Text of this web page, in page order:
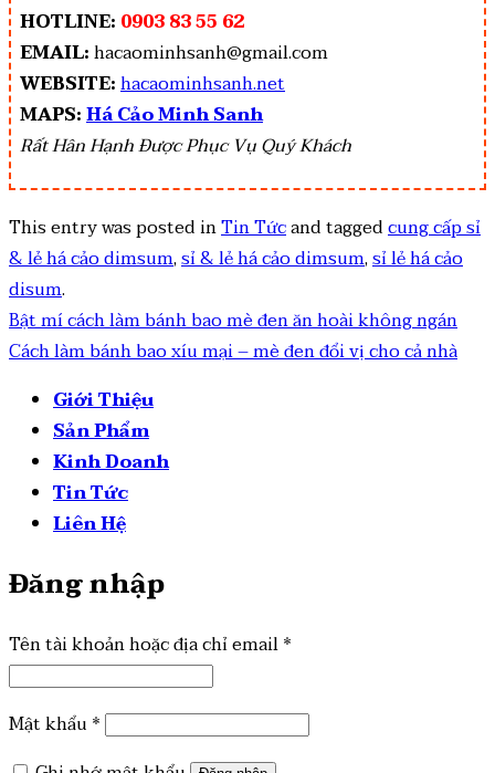
HOTLINE: 0903 83 55 62
EMAIL:hacaominhsanh@gmail.com
WEBSITE:hacaominhsanh.net
MAPS:Há Cảo Minh Sanh
Rất Hân Hạnh Được Phục Vụ Quý Khách
This entry was posted inTin Tứcand taggedcung cấp sỉ
& lẻ há cảo dimsum,sỉ & lẻ há cảo dimsum,sỉ lẻ há cảo
disum.
Bật mí cách làm bánh bao mè đen ăn hoài không ngán
Cách làm bánh bao xíu mại – mè đen đổi vị cho cả nhà
Giới Thiệu
Sản Phẩm
Kinh Doanh
Tin Tức
Liên Hệ
Đăng nhập
Tên tài khoản hoặc địa chỉ email*
Mật khẩu *